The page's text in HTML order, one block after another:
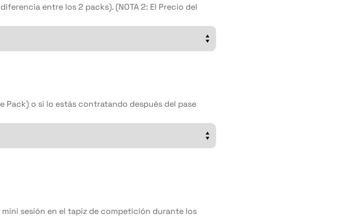
entre los 2 packs). (NOTA 2: El Precio del
Pack) o si lo estás contratando después del pase
sesión en el tapiz de competición durante los